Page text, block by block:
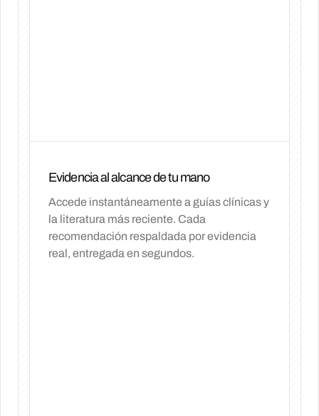
Evidencia al alcance de tu mano
Accede instantáneamente a guías clínicas y
la literatura más reciente. Cada
recomendación respaldada por evidencia
real, entregada en segundos.